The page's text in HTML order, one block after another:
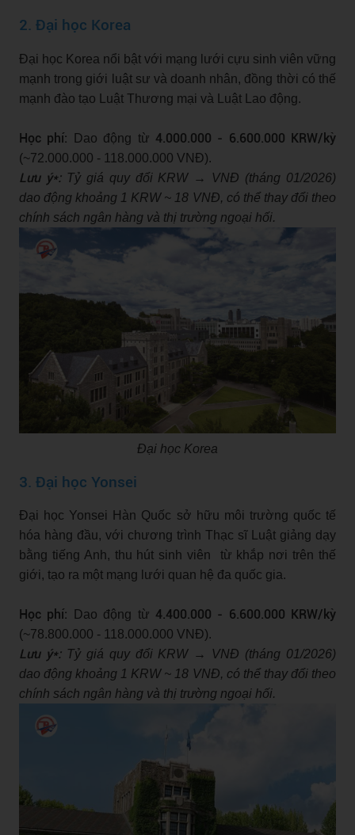
2. Đại học Korea
Đại học Korea nổi bật với mạng lưới cựu sinh viên vững
mạnh trong giới luật sư và doanh nhân, đồng thời có thế
mạnh đào tạo Luật Thương mại và Luật Lao động.
Học phí: Dao động từ 4.000.000 - 6.600.000 KRW/kỳ
(~72.000.000 - 118.000.000 VNĐ).
Lưu ý*: Tỷ giá quy đổi KRW → VNĐ (tháng 01/2026)
dao động khoảng 1 KRW ~ 18 VNĐ, có thể thay đổi theo
chính sách ngân hàng và thị trường ngoại hối.
Đại học Korea
3. Đại học Yonsei
Đại học Yonsei Hàn Quốc sở hữu môi trường quốc tế
hóa hàng đầu, với chương trình Thạc sĩ Luật giảng dạy
bằng tiếng Anh, thu hút sinh viên từ khắp nơi trên thế
giới, tạo ra một mạng lưới quan hệ đa quốc gia.
Học phí: Dao động từ 4.400.000 - 6.600.000 KRW/kỳ
(~78.800.000 - 118.000.000 VNĐ).
Lưu ý*: Tỷ giá quy đổi KRW → VNĐ (tháng 01/2026)
dao động khoảng 1 KRW ~ 18 VNĐ, có thể thay đổi theo
chính sách ngân hàng và thị trường ngoại hối.